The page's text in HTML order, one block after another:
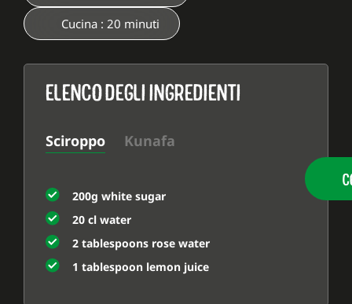
Cucina : 20 minuti
ELENCO DEGLI INGREDIENTI
Sciroppo Kunafa
200g white sugar
20 cl water
2 tablespoons rose water
1 tablespoon lemon juice